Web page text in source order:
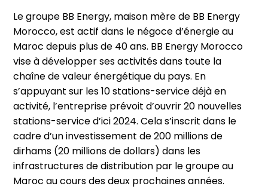
Le groupe BB Energy, maison mère de BB Energy
Morocco, est actif dans le négoce d’énergie au
Maroc depuis plus de 40 ans. BB Energy Morocco
vise à développer ses activités dans toute la
chaîne de valeur énergétique du pays. En
s’appuyant sur les 10 stations-service déjà en
activité, l’entreprise prévoit d’ouvrir 20 nouvelles
stations-service d’ici 2024. Cela s’inscrit dans le
cadre d’un investissement de 200 millions de
dirhams (20 millions de dollars) dans les
infrastructures de distribution par le groupe au
Maroc au cours des deux prochaines années.